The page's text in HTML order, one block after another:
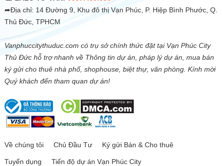
➦Địa chỉ: 14 Đường 9, Khu đô thị Vạn Phúc, P. Hiệp Bình Phước, Q.
Thủ Đức, TPHCM
Vanphuccitythuduc.com có trụ sở chính thức đặt tại Vạn Phúc City
Thủ Đức hỗ trợ nhanh về Thông tin dự án, pháp lý dự án, mua bán
ký gửi cho thuê nhà phố, shophouse, biệt thự, văn phòng. Kính mời
Quý khách đến tham quan dự án!
Về chúng tôi Chủ Đầu Tư Ký gửi Bán & Cho thuê
Tuyển dụng Tiến độ dự án Vạn Phúc City